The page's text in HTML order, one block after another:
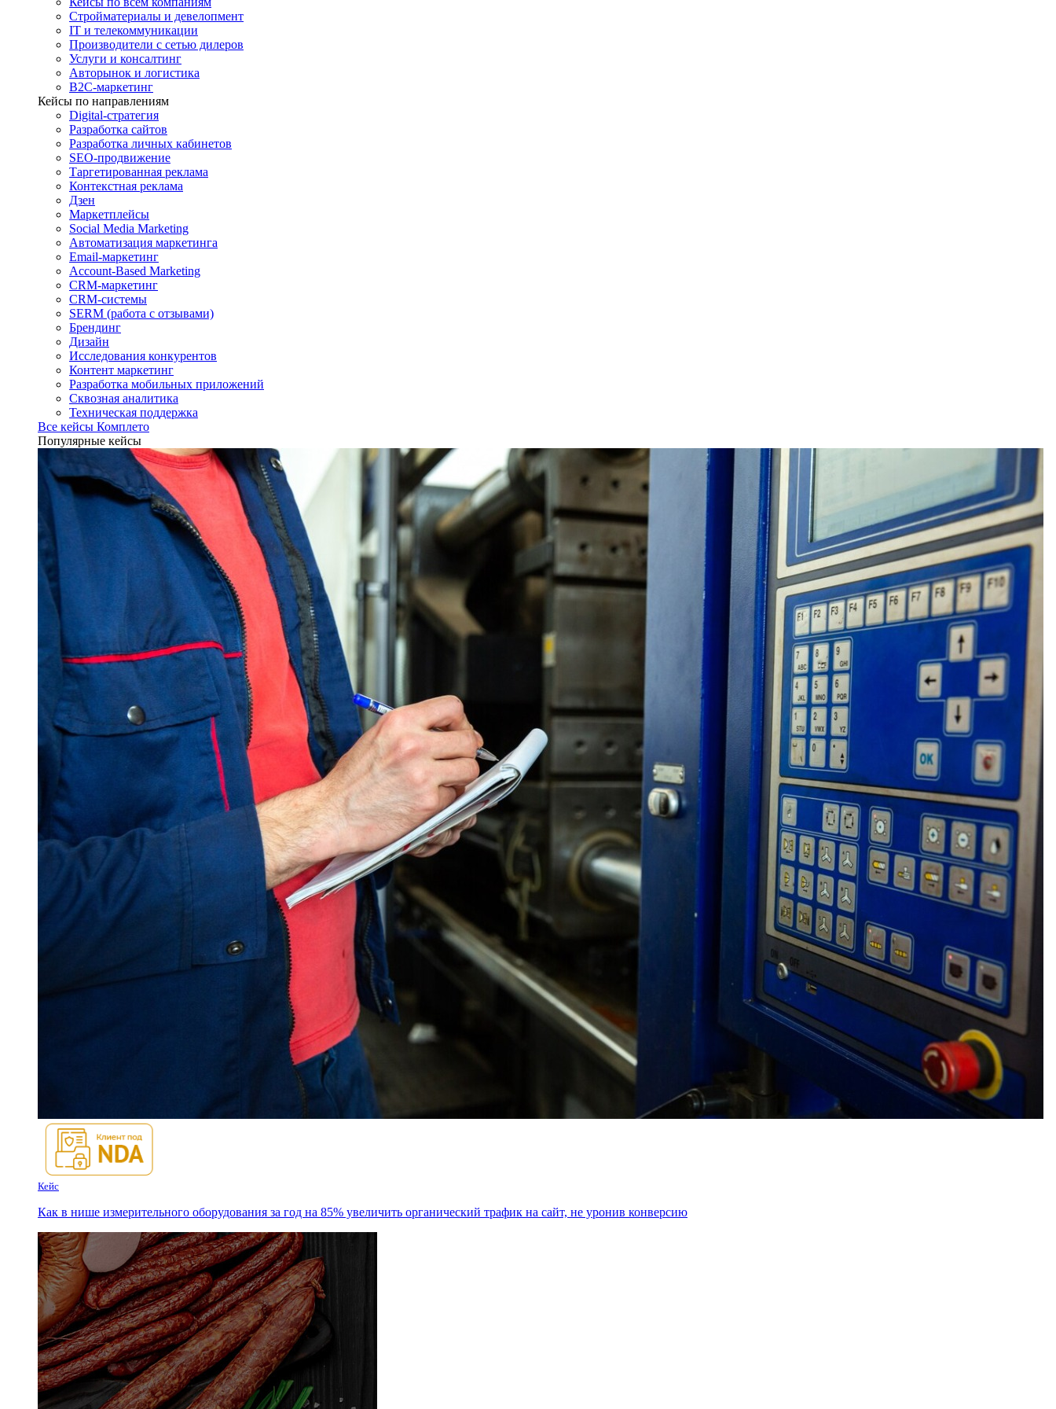
Стройматериалы и девелопмент
IT и телекоммуникации
Производители с сетью дилеров
Услуги и консалтинг
Авторынок и логистика
B2С-маркетинг
Кейсы по направлениям
Digital-стратегия
Разработка сайтов
Разработка личных кабинетов
SEO-продвижение
Таргетированная реклама
Контекстная реклама
Дзен
Маркетплейсы
Social Media Marketing
Автоматизация маркетинга
Email-маркетинг
Account-Based Marketing
CRM-маркетинг
CRM-системы
SERM (работа с отзывами)
Брендинг
Дизайн
Исследования конкурентов
Контент маркетинг
Разработка мобильных приложений
Сквозная аналитика
Техническая поддержка
Все кейсы Комплето
Популярные кейсы
Кейс
Как в нише измерительного оборудования за год на 85% увеличить органический трафик на сайт, не уронив конверсию